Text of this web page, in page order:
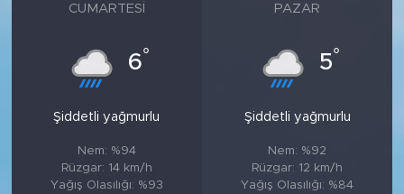
CUMARTESI
6°
Şiddetli yağmurlu
Nem: %94
Rüzgar: 14 km/h
Yağış Olasılığı: %93
PAZAR
5°
Şiddetli yağmurlu
Nem: %92
Rüzgar: 12 km/h
Yağış Olasılığı: %84